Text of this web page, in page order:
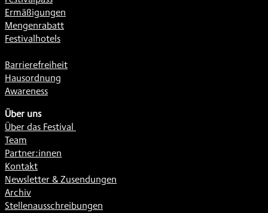
Ermäßigungen
Mengenrabatt
Festivalhotels
Barrierefreiheit
Hausordnung
Awareness
Über uns
Über das Festival
Team
Partner:innen
Kontakt
Newsletter & Zusendungen
Archiv
Stellenausschreibungen